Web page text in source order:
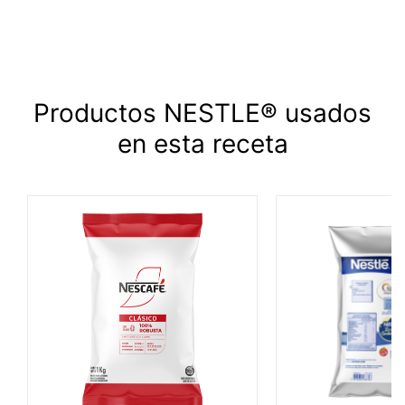
Productos NESTLE® usados
en esta receta